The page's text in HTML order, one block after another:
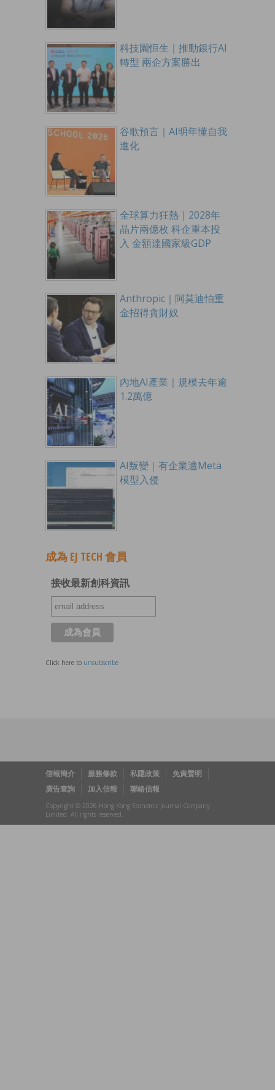
科技園恒生｜推動銀行AI
轉型 兩企方案勝出
谷歌預言｜AI明年懂自我
進化
全球算力狂熱｜2028年
晶片兩億枚 科企重本投
入 金額達國家級GDP
Anthropic｜阿莫迪怕重
金招得貪財奴
內地AI產業｜規模去年逾
1.2萬億
AI叛變｜有企業遭Meta
模型入侵
成為 EJ TECH 會員
接收最新創科資訊
Click here to unsubscribe
信報簡介 服務條款 私隱政策
免責聲明
廣告查詢
加入信報 聯絡信報
Copyright © 2026 Hong Kong Economic Journal Company
Limited. All rights reserved.